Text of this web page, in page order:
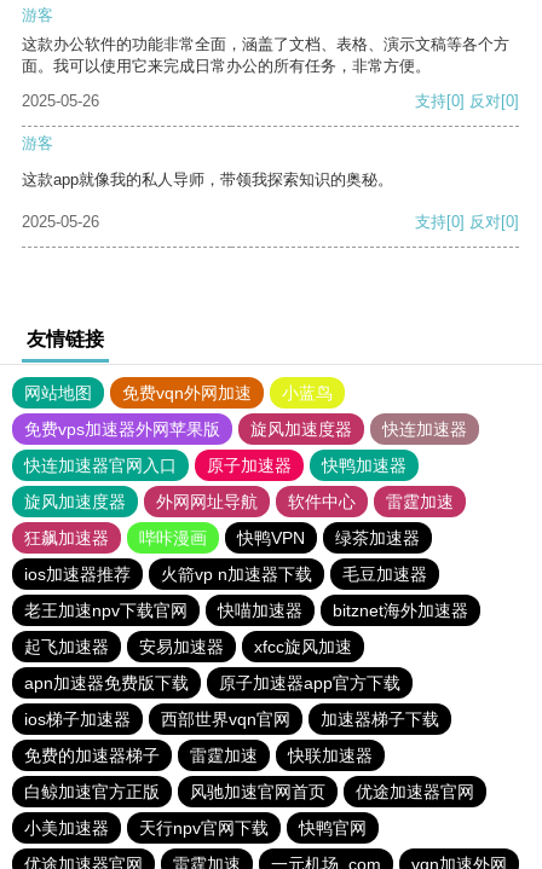
游客
这款办公软件的功能非常全面，涵盖了文档、表格、演示文稿等各个方
面。我可以使用它来完成日常办公的所有任务，非常方便。
2025-05-26
支持[0] 反对[0]
游客
这款app就像我的私人导师，带领我探索知识的奥秘。
2025-05-26 支持[0] 反对[0]
友情链接
网站地图 免费vqn外网加速
小蓝鸟
免费vps加速器外网苹果版
旋风加速度器
快连加速器
快连加速器官网入口
原子加速器
快鸭加速器
旋风加速度器
外网网址导航 软件中心
雷霆加速
狂飙加速器
哔咔漫画 快鸭VPN
绿茶加速器
ios加速器推荐
火箭vp n加速器下载
毛豆加速器
老王加速npv下载官网
快喵加速器
bitznet海外加速器
起飞加速器
安易加速器
xfcc旋风加速
apn加速器免费版下载
原子加速器app官方下载
ios梯子加速器
西部世界vqn官网
加速器梯子下载
免费的加速器梯子
雷霆加速
快联加速器
白鲸加速官方正版
风驰加速官网首页
优途加速器官网
小美加速器
天行npv官网下载
快鸭官网
优途加速器官网
雷霆加速 一元机场. com vqn加速外网